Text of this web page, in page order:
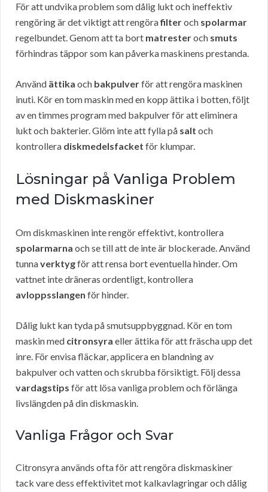
För att undvika problem som dålig lukt och ineffektiv
rengöring är det viktigt att rengörafilteroch spolarmar
regelbundet. Genom att ta bort matresteroch smuts
förhindras täppor som kan påverka maskinens prestanda.
Använd ättika och bakpulverför att rengöra maskinen
inuti. Kör en tom maskin med en kopp ättika i botten, följt
av en timmes program med bakpulver för att eliminera
lukt och bakterier. Glöm inte att fylla på salt och
kontrollera diskmedelsfacket för klumpar.
Lösningar på Vanliga Problem
med Diskmaskiner
Om diskmaskinen inte rengör effektivt, kontrollera
spolarmarna och se till att de inte är blockerade. Använd
tunnaverktygför att rensa bort eventuella hinder. Om
vattnet inte dräneras ordentligt, kontrollera
avloppsslangen för hinder.
Dålig lukt kan tyda på smutsuppbyggnad. Kör en tom
maskin med citronsyra eller ättika för att fräscha upp det
inre. För envisa fläckar, applicera en blandning av
bakpulver och vatten och skrubba försiktigt. Följ dessa
vardagstips för att lösa vanliga problem och förlänga
livslängden på din diskmaskin.
Vanliga Frågor och Svar
Citronsyra används ofta för att rengöra diskmaskiner
tack vare dess effektivitet mot kalkavlagringar och dålig